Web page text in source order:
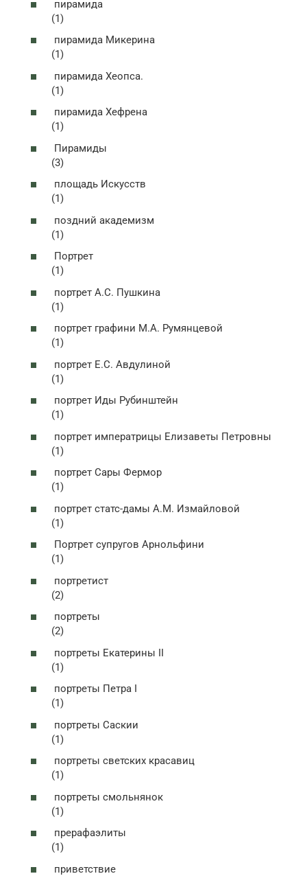
пирамида
(1)
пирамида Микерина
(1)
пирамида Хеопса.
(1)
пирамида Хефрена
(1)
Пирамиды
(3)
площадь Искусств
(1)
поздний академизм
(1)
Портрет
(1)
портрет А.С. Пушкина
(1)
портрет графини М.А. Румянцевой
(1)
портрет Е.С. Авдулиной
(1)
портрет Иды Рубинштейн
(1)
портрет императрицы Елизаветы Петровны
(1)
портрет Сары Фермор
(1)
портрет статс-дамы А.М. Измайловой
(1)
Портрет супругов Арнольфини
(1)
портретист
(2)
портреты
(2)
портреты Екатерины II
(1)
портреты Петра I
(1)
портреты Саскии
(1)
портреты светских красавиц
(1)
портреты смольнянок
(1)
прерафаэлиты
(1)
приветствие